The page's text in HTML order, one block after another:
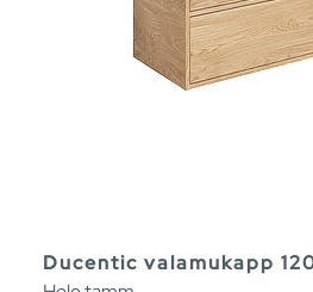
Ducentic valamukapp